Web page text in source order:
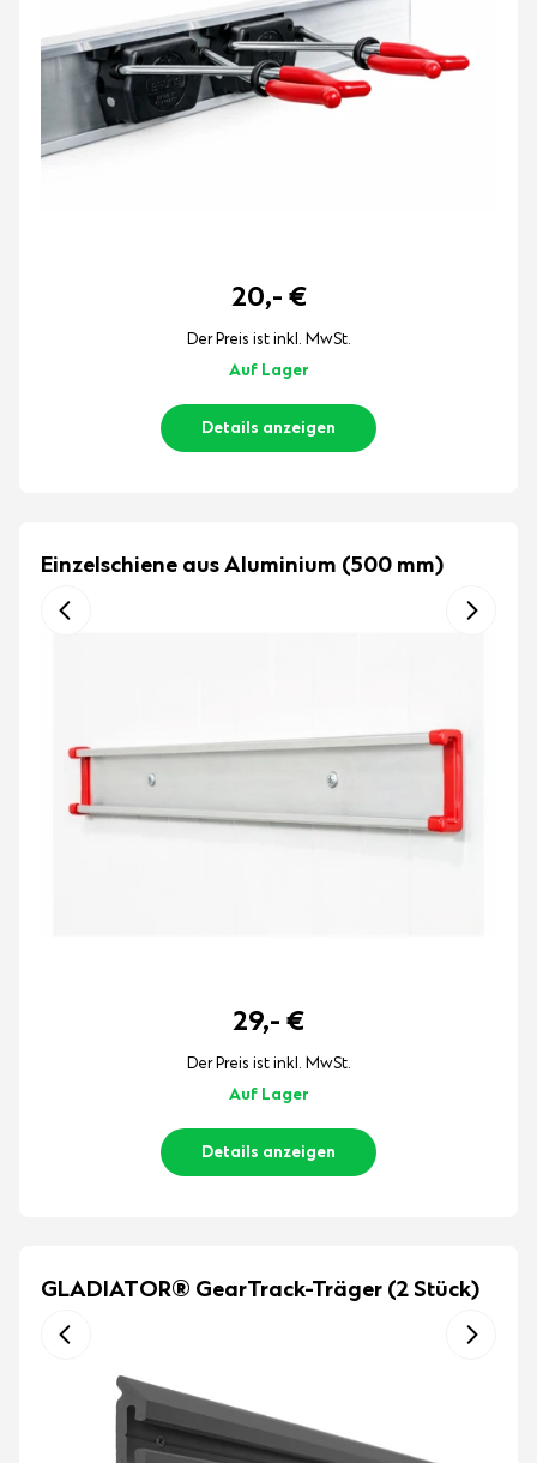
20,- €
Der Preis ist inkl. MwSt.
Auf Lager
Details anzeigen
Einzelschiene aus Aluminium (500 mm)
29,- €
Der Preis ist inkl. MwSt.
Auf Lager
Details anzeigen
GLADIATOR® GearTrack-Träger (2 Stück)